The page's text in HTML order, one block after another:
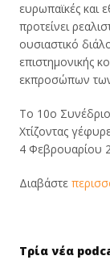
ευρωπαϊκές και
προτείνει
ουσιαστικό
επιστημονικής
εκπροσώπων
Το 10ο
Χτίζοντας
4 Φεβρουαρίου
Διαβάστε
Τρία νέα